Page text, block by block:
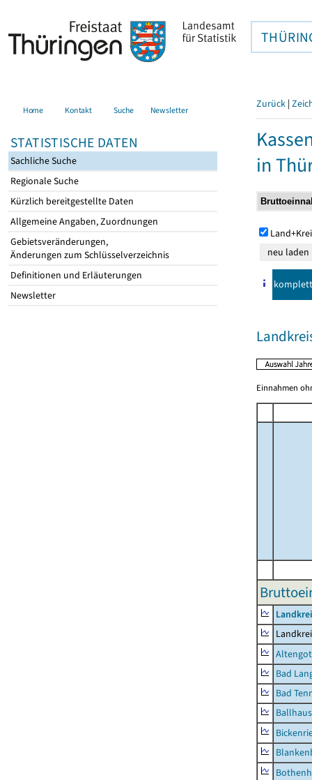
Home Kontakt Suche Newsletter
STATISTISCHE DATEN
Sachliche Suche
Regionale Suche
Kürzlich bereitgestellte Daten
Allgemeine Angaben, Zuordnungen
Gebietsveränderungen,
Änderungen zum Schlüsselverzeichnis
Definitionen und Erläuterungen
Newsletter
Zurück |
in
komplett
Einnahmen
Bad
Bad